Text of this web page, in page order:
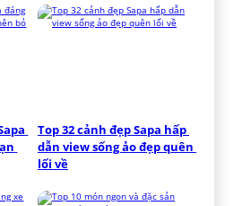
Top 32 cảnh đẹp Sapa hấp
dẫn view sống ảo đẹp quên
lối về